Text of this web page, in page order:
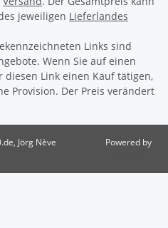
jeweiligen Lieferlandes
Links sind
Wenn Sie auf einen
Link einen Kauf tätigen,
Provision. Der Preis verändert
Jörg Nève
Powered by